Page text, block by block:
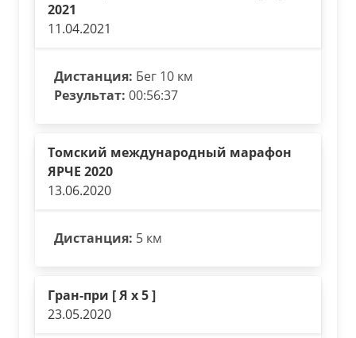
2021
11.04.2021
Дистанция: Бег 10 км
Результат: 00:56:37
Томский международный марафон
ЯРЧЕ 2020
13.06.2020
Дистанция: 5 км
Гран-при [ Я х 5 ]
23.05.2020